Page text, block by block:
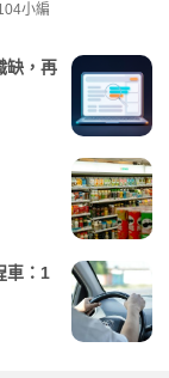
小編
缺，再
車：1